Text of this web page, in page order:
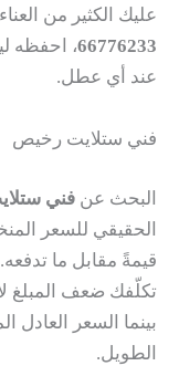
عليك الكثير من
66776233، احفظه
عند أي عطل.
فني ستلايت رخيص
البحث عن فني
الحقيقي للسعر
قيمةً مقابل ما
تكلّفك ضعف المبلغ
بينما السعر
الطويل.